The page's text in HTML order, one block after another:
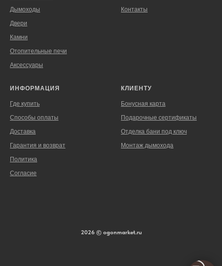
Дымоходы
Двери
Камни
Отопительные печи
Аксессуары
Контакты
ИНФОРМАЦИЯ
Где купить
Способы оплаты
Доставка
Гарантия и возврат
Политика
Согласие
КЛИЕНТУ
Бонусная карта
Подарочные сертификаты
Отделка бани под ключ
Монтаж дымохода
2026 © ogonmarket.ru